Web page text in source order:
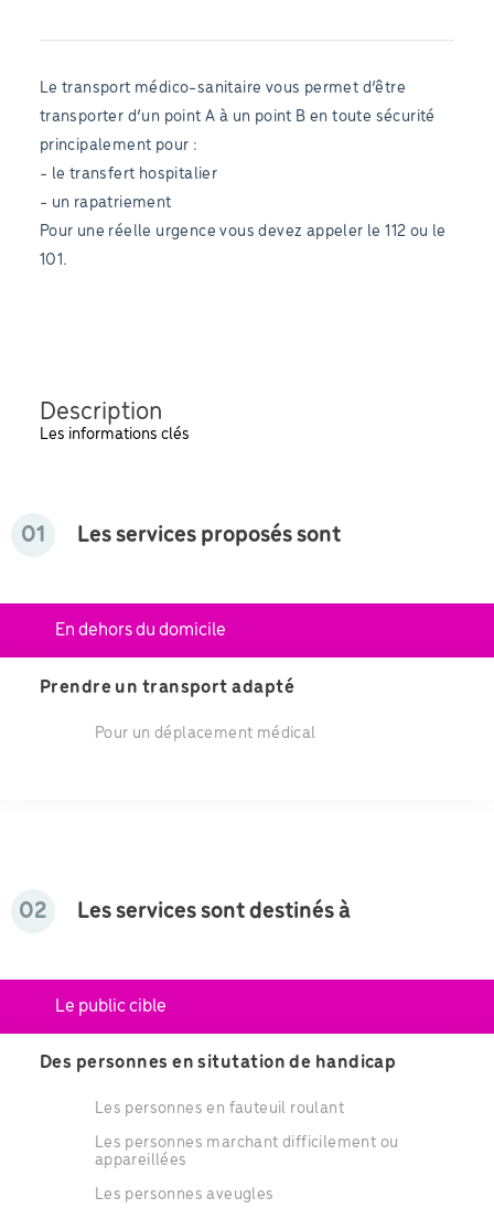
Le transport médico-sanitaire vous permet d’être
transporter d’un point A à un point B en toute sécurité
principalement pour :
- le transfert hospitalier
- un rapatriement
Pour une réelle urgence vous devez appeler le 112 ou le
101.
Description
Les informations clés
01 Les services proposés sont
En dehors du domicile
Prendre un transport adapté
Pour un déplacement médical
02 Les services sont destinés à
Le public cible
Des personnes en situtation de handicap
Les personnes en fauteuil roulant
Les personnes marchant difficilement ou
appareillées
Les personnes aveugles